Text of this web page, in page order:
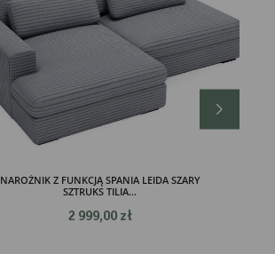
NAROŻNIK Z FUNKCJĄ SPANIA LEIDA SZARY
SZTRUKS TILIA...
2 999,00 zł